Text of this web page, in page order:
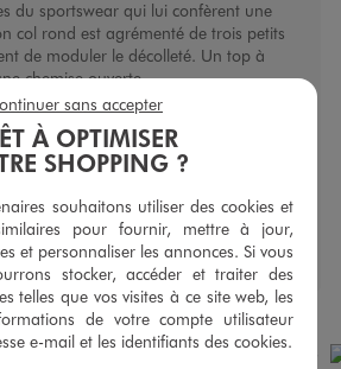
du sportswear qui lui confèrent une
col rond est agrémenté de trois petits
de moduler le décolleté. Un top à
chemise ouverte.
enfiler
À OPTIMISER
SHOPPING ?
souhaitons utiliser des cookies et
pour fournir, mettre à jour,
et personnaliser les annonces. Si vous
stocker, accéder et traiter des
telles que vos visites à ce site web, les
de votre compte utilisateur
e-mail et les identifiants des cookies.
sans accepter